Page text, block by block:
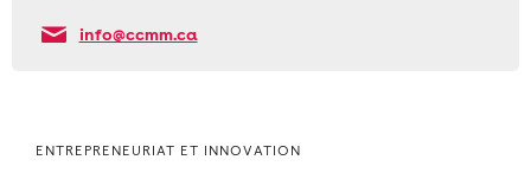
info@ccmm.ca
ENTREPRENEURIAT ET INNOVATION